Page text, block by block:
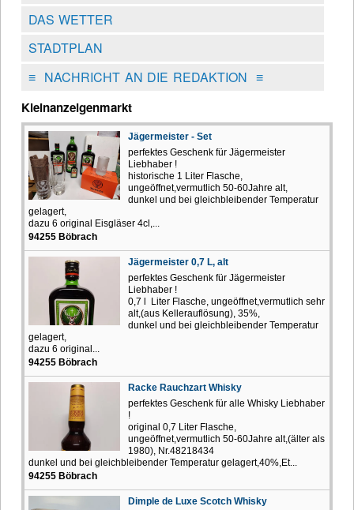
DAS WETTER
STADTPLAN
≡NACHRICHT AN DIE REDAKTION ≡
Kleinanzeigenmarkt
Jägermeister - Set
perfektes Geschenk für Jägermeister
Liebhaber !
historische 1 Liter Flasche,
ungeöffnet,vermutlich 50-60Jahre alt,
dunkel und bei gleichbleibender Temperatur
gelagert,
dazu 6 original Eisgläser 4cl,...
94255 Böbrach
Jägermeister 0,7 L, alt
perfektes Geschenk für Jägermeister
Liebhaber !
0,7 l Liter Flasche, ungeöffnet,vermutlich sehr
alt,(aus Kellerauflösung), 35%,
dunkel und bei gleichbleibender Temperatur
gelagert,
dazu 6 original...
94255 Böbrach
Racke Rauchzart Whisky
perfektes Geschenk für alle Whisky Liebhaber
!
original 0,7 Liter Flasche,
ungeöffnet,vermutlich 50-60Jahre alt,(älter als
1980), Nr.48218434
dunkel und bei gleichbleibender Temperatur gelagert,40%,Et...
94255 Böbrach
Dimple de Luxe Scotch Whisky